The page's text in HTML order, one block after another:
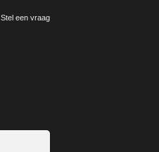
Stel een vraag